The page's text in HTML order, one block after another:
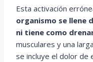
Esta activación
organismo se llene
ni tiene como
musculares y una
se incluye el dolor de